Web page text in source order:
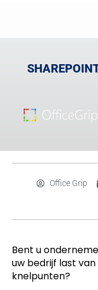
Office Grip
Bent u
uw bedrijf last
knelpunten?